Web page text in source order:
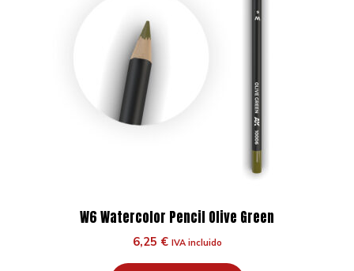
W6 Watercolor Pencil Olive Green
6,25 € IVA incluido